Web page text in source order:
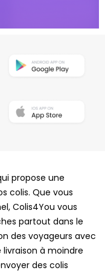
propose une
colis. Que vous
Colis4You vous
partout dans le
des voyageurs avec
à moindre
des colis